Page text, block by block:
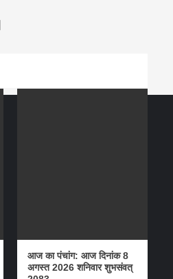
आज का पंचांग: आज दिनांक 8
अगस्त 2026 शनिवार शुभसंवत्